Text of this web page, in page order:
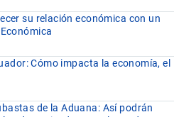
su relación económica con un
Cómo impacta la economía, el
de la Aduana: Así podrán